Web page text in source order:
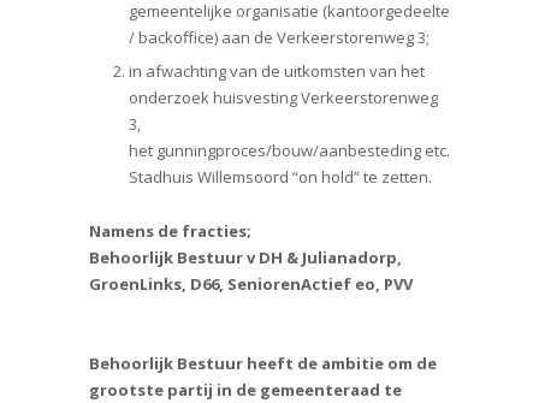
gemeentelijke organisatie (kantoorgedeelte
/ backoffice) aan de Verkeerstorenweg 3;
in afwachting van de uitkomsten van het
onderzoek huisvesting Verkeerstorenweg
3,
het gunningproces/bouw/aanbesteding etc.
Stadhuis Willemsoord “on hold” te zetten.
Namens de fracties;
Behoorlijk Bestuur v DH & Julianadorp,
GroenLinks, D66, SeniorenActief eo, PVV
Behoorlijk Bestuur heeft de ambitie om de
grootste partij in de gemeenteraad te